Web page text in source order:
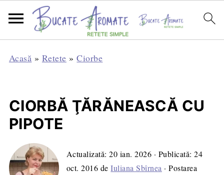
Acasă » Retete »Ciorbe
CIORBĂ ŢĂRĂNEASCĂ CU
PIPOTE
Actualizată:20 ian. 2026 · Publicată:24
oct. 2016 deIuliana Sbîrnea · Postarea